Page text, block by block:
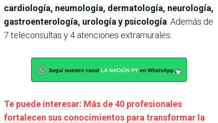
cardiología, neumología, dermatología, neurología,
gastroenterología, urología y psicología . Además de
7 teleconsultas y 4 atenciones extramurales.
Te puede interesar: Más de 40 profesionales
fortalecen sus conocimientos para transformar la